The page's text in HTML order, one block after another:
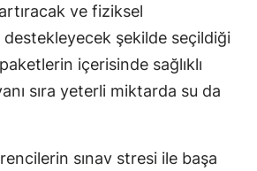
İstanbul
İzmir
Kastamonu
ve fiziksel
destekleyecek şekilde seçildiği
içerisinde sağlıklı
sıra yeterli miktarda su da
sınav stresi ile başa